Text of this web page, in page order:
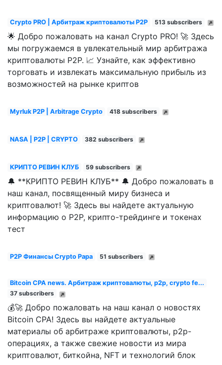
Crypto PRO | Арбитраж криптовалюты P2P 513 subscribers
🌟 Добро пожаловать на канал Crypto PRO! 🚀 Здесь
мы погружаемся в увлекательный мир арбитража
криптовалюты P2P. 📈 Узнайте, как эффективно
торговать и извлекать максимальную прибыль из
возможностей на рынке криптов
Myrluk P2P | Arbitrage Crypto 418 subscribers
NASA | P2P | CRYPTO 382 subscribers
КРИПТО РЕВИН КЛУБ 59 subscribers
🔔 **КРИПТО РЕВИН КЛУБ** 🔔 Добро пожаловать в
наш канал, посвященный миру бизнеса и
криптовалют! 🚀 Здесь вы найдете актуальную
информацию о P2P, крипто-трейдинге и токенах
тест
P2P Финансы Crypto Papa 51 subscribers
Bitcoin CPA news. Арбитраж криптовалюты, p2p, crypto fe...
37 subscribers
💰🚀 Добро пожаловать на наш канал о новостях
Bitcoin CPA! Здесь вы найдете актуальные
материалы об арбитраже криптовалюты, p2p-
операциях, а также свежие новости из мира
криптовалют, биткойна, NFT и технологий блок